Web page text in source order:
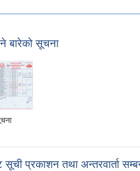
बारेको सूचना
सूची प्रकाशन तथा अन्तरवार्ता